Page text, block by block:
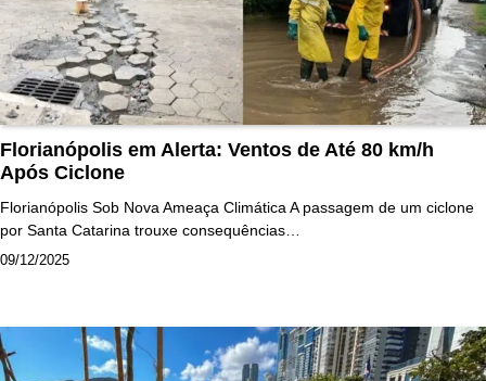
Florianópolis em Alerta: Ventos de Até 80 km/h
Após Ciclone
Florianópolis Sob Nova Ameaça Climática A passagem de um ciclone
por Santa Catarina trouxe consequências…
09/12/2025